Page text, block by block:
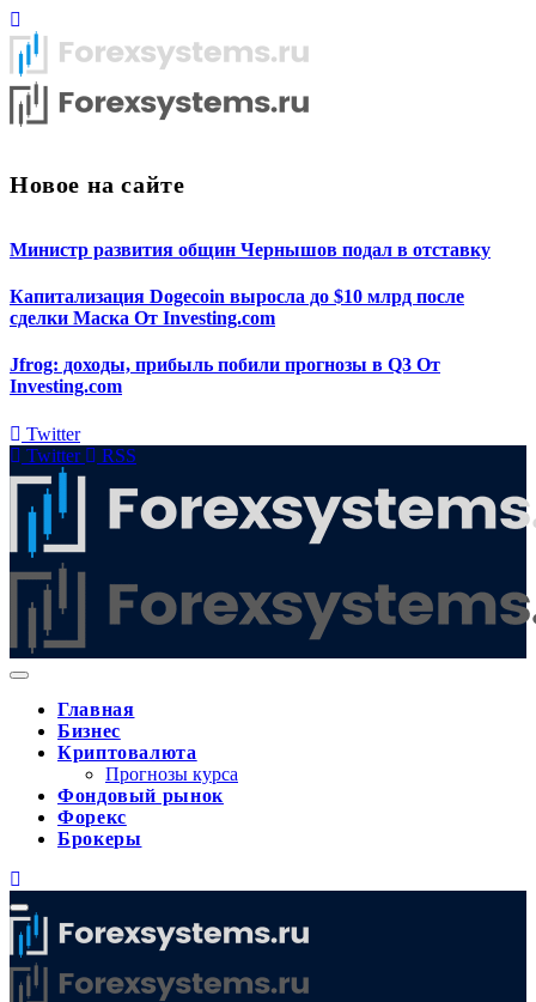
Новое на сайте
Министр развития общин Чернышов подал в отставку
Капитализация Dogecoin выросла до $10 млрд после
сделки Маска От Investing.com
Jfrog: доходы, прибыль побили прогнозы в Q3 От
Investing.com
Twitter
Twitter
RSS
Главная
Бизнес
Криптовалюта
Прогнозы курса
Фондовый рынок
Форекс
Брокеры